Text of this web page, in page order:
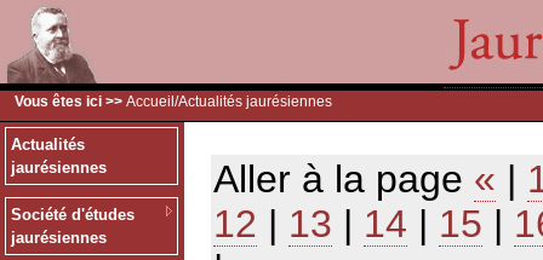
Vous êtes ici >> Accueil /Actualités jaurésiennes
Actualités
jaurésiennes
Société d'études
jaurésiennes
Aller à la page « |
12 | 13 | 14 | 15 |